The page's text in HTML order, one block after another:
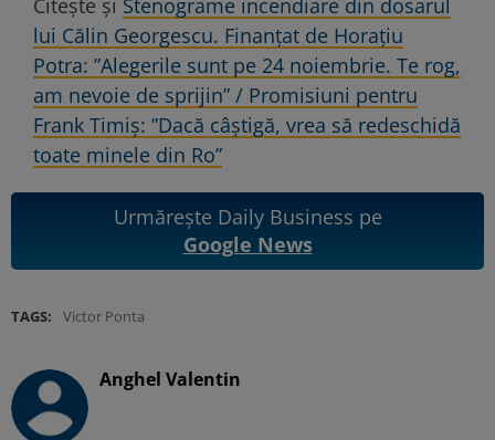
lui Călin Georgescu. Finanțat de Horațiu
Potra: ”Alegerile sunt pe 24 noiembrie. Te rog,
am nevoie de sprijin” / Promisiuni pentru
Frank Timiș: ”Dacă câștigă, vrea să redeschidă
toate minele din Ro”
Urmărește Daily Business pe
Google News
TAGS: Victor Ponta
Anghel Valentin